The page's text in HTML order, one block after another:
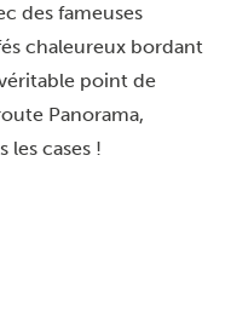
des fameuses
chaleureux bordant
point de
Panorama,
les cases !